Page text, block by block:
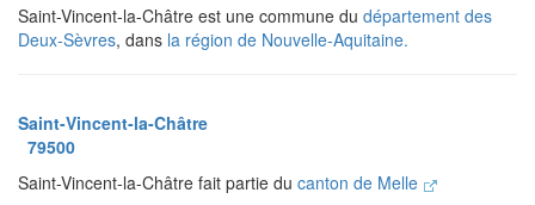
Saint-Vincent-la-Châtre est une commune du département des
Deux-Sèvres, dans la région de Nouvelle-Aquitaine.
Saint-Vincent-la-Châtre
79500
Saint-Vincent-la-Châtre fait partie du canton de Melle